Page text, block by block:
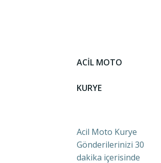
ACİL MOTO
KURYE
Acil Moto Kurye
Gönderilerinizi 30
dakika içerisinde